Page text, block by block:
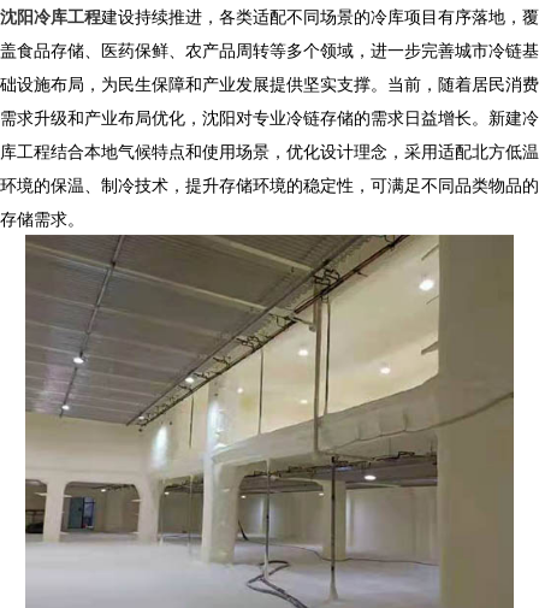
沈阳冷库工程建设持续推进，各类适配不同场景的冷库项目有序落地，覆
盖食品存储、医药保鲜、农产品周转等多个领域，进一步完善城市冷链基
础设施布局，为民生保障和产业发展提供坚实支撑。当前，随着居民消费
需求升级和产业布局优化，沈阳对专业冷链存储的需求日益增长。新建冷
库工程结合本地气候特点和使用场景，优化设计理念，采用适配北方低温
环境的保温、制冷技术，提升存储环境的稳定性，可满足不同品类物品的
存储需求。